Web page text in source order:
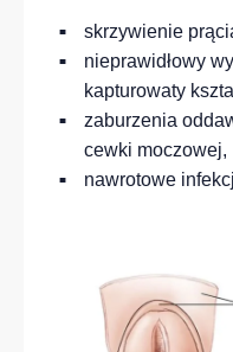
skrzywienie
nieprawidłowy
kapturowaty
zaburzenia
cewki moczowej,
nawrotowe